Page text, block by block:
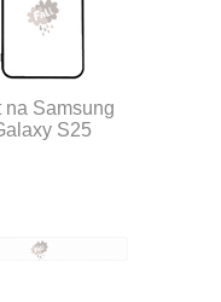
na Samsung
S25